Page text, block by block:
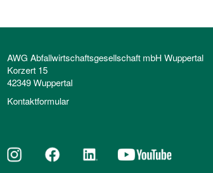
AWG Abfallwirtschaftsgesellschaft mbH Wuppertal
Korzert 15
42349 Wuppertal
Kontaktformular